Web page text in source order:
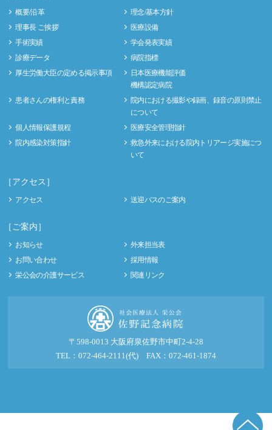
概要/沿革
理念/基本方針
理事長 ご挨拶
医療設備
手術実績
学会発表実績
診療データ
病院指標
厚生労働大臣の定める掲示事項
日本医療機能評価
機構認定病院
患者さんの権利と責務
院内における撮影や録画、録音の原則禁止
について
個人情報保護規程
医療安全管理指針
院内感染対策指針
救急外来における院内トリアージ実施につ
いて
［アクセス］
アクセス 送迎バスのご案内
［ご案内］
お知らせ
外来担当表
お問い合わせ
採用情報
栄公会の介護サービス
関連リンク
〒598-0013 大阪府泉佐野市中町2-4-28
TEL：072-464-2111(代) FAX：072-461-1874